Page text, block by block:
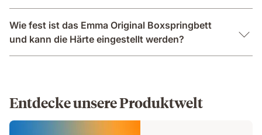
Wie fest ist das Emma Original Boxspringbett
und kann die Härte eingestellt werden?
Entdecke unsere Produktwelt